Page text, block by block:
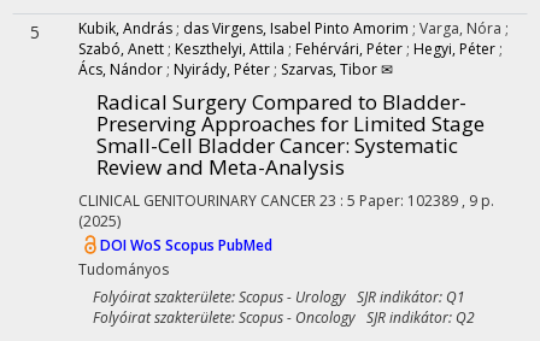
5 Kubik, András ; das Virgens, Isabel Pinto Amorim ; Varga, Nóra ;
Szabó, Anett ; Keszthelyi, Attila ; Fehérvári, Péter ; Hegyi, Péter ;
Ács, Nándor ; Nyirády, Péter ; Szarvas, Tibor ✉
Radical Surgery Compared to Bladder-
Preserving Approaches for Limited Stage
Small-Cell Bladder Cancer: Systematic
Review and Meta-Analysis
CLINICAL GENITOURINARY CANCER23 : 5 Paper: 102389 , 9 p.
(2025)
DOIWoS Scopus PubMed
Tudományos
Folyóirat szakterülete: Scopus - Urology SJR indikátor: Q1
Folyóirat szakterülete: Scopus - Oncology SJR indikátor: Q2